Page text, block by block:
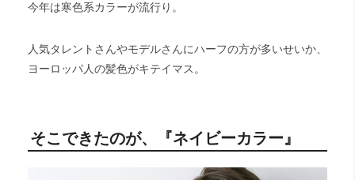
今年は寒色系カラーが流行り。
人気タレントさんやモデルさんにハーフの方が多いせいか、
ヨーロッパ人の髪色がキテイマス。
そこできたのが、『ネイビーカラー』